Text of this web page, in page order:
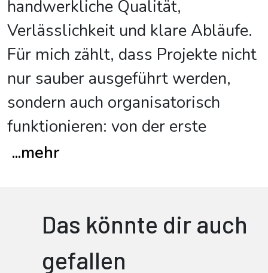
handwerkliche Qualität,
Verlässlichkeit und klare Abläufe.
Für mich zählt, dass Projekte nicht
nur sauber ausgeführt werden,
sondern auch organisatorisch
funktionieren: von der erste
...mehr
Das könnte dir auch
gefallen